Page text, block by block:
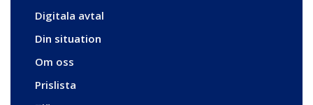
Digitala avtal
Din situation
Om oss
Prislista